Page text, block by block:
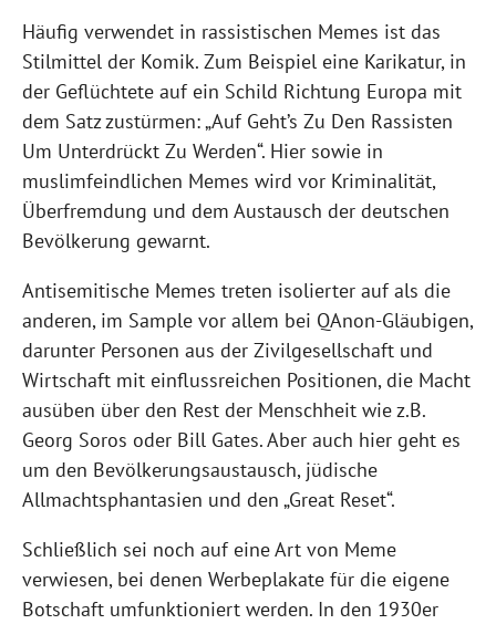
Häufig verwendet in rassistischen Memes ist das
Stilmittel der Komik. Zum Beispiel eine Karikatur, in
der Geflüchtete auf ein Schild Richtung Europa mit
dem Satz zustürmen: „Auf Geht’s Zu Den Rassisten
Um Unterdrückt Zu Werden“. Hier sowie in
muslimfeindlichen Memes wird vor Kriminalität,
Überfremdung und dem Austausch der deutschen
Bevölkerung gewarnt.
Antisemitische Memes treten isolierter auf als die
anderen, im Sample vor allem bei QAnon-Gläubigen,
darunter Personen aus der Zivilgesellschaft und
Wirtschaft mit einflussreichen Positionen, die Macht
ausüben über den Rest der Menschheit wie z.B.
Georg Soros oder Bill Gates. Aber auch hier geht es
um den Bevölkerungsaustausch, jüdische
Allmachtsphantasien und den „Great Reset“.
Schließlich sei noch auf eine Art von Meme
verwiesen, bei denen Werbeplakate für die eigene
Botschaft umfunktioniert werden. In den 1930er